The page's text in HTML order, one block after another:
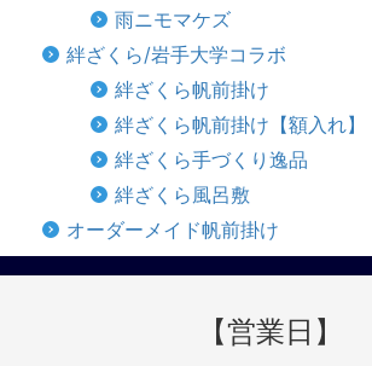
雨ニモマケズ
絆ざくら/岩手大学コラボ
絆ざくら帆前掛け
絆ざくら帆前掛け【額入れ】
絆ざくら手づくり逸品
絆ざくら風呂敷
オーダーメイド帆前掛け
【営業日】